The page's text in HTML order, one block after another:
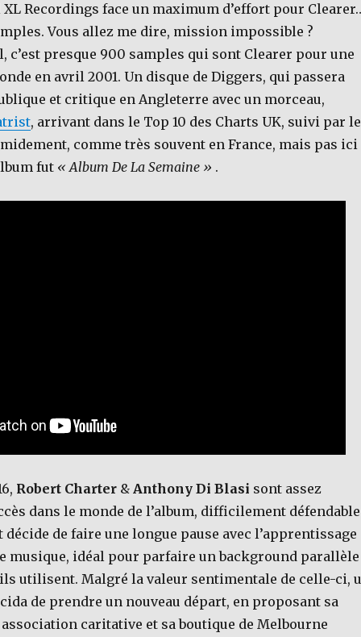
XL Recordings face un maximum d’effort pour
Vous allez me dire, mission impossible ?
c’est presque 900 samples qui sont Clearer pour une
en avril 2001. Un disque de Diggers, qui passera
et critique en Angleterre avec un morceau,
, arrivant dans le Top 10 des Charts UK, suivi par
comme très souvent en France, mais pas ici
fut « Album De La Semaine » .
Robert Charter& Anthony Di Blasi sont assez
dans le monde de l’album, difficilement défendable
décide de faire une longue pause avec l’apprentissage
musique, idéal pour parfaire un background parallèle
utilisent. Malgré la valeur sentimentale de celle-ci,
de prendre un nouveau départ, en proposant sa
caritative et sa boutique de Melbourne